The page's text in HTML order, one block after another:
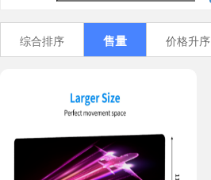
综合排序 售量 价格升序